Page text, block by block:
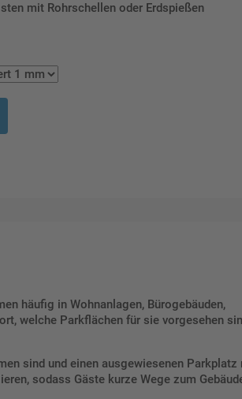
mit Rohrschellen oder Erdspießen
häufig in Wohnanlagen, Bürogebäuden,
welche Parkflächen für sie vorgesehen
sind und einen ausgewiesenen Parkplatz
sodass Gäste kurze Wege zum